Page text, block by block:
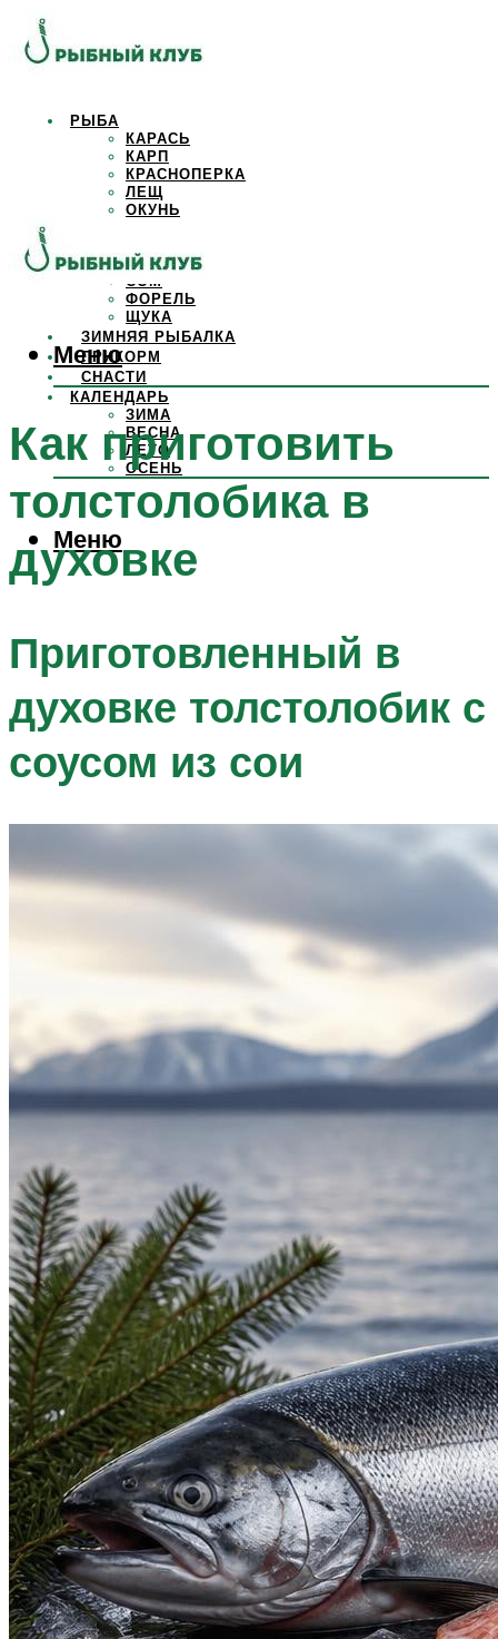
РЫБА
КАРАСЬ
КАРП
КРАСНОПЕРКА
ЛЕЩ
ОКУНЬ
САЗАН
СОМ
ФОРЕЛЬ
ЩУКА
ЗИМНЯЯ РЫБАЛКА
ПРИКОРМ
СНАСТИ
КАЛЕНДАРЬ
ЗИМА
ВЕСНА
ЛЕТО
ОСЕНЬ
Меню
Меню
Как приготовить
толстолобика в
духовке
Приготовленный в
духовке толстолобик с
соусом из сои